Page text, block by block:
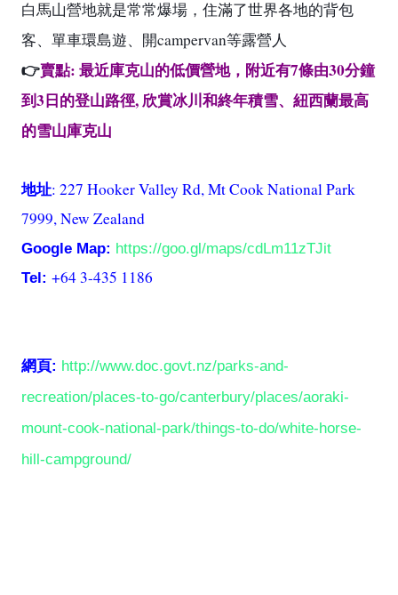
白馬山營地就是常常爆場，住滿了世界各地的背包
客、單車環島遊、開campervan等露營人
👉賣點: 最近庫克山的低價營地，附近有7條由30分鐘
到 3 日的登山路徑, 欣賞冰川和終年積雪、紐西蘭最高
的雪山庫克山
地址: 227 Hooker Valley Rd, Mt Cook National Park
7999, New Zealand
Google Map: https://goo.gl/maps/cdLm11zTJit
Tel: +64 3-435 1186
網頁: http://www.doc.govt.nz/parks-and-
recreation/places-to-go/canterbury/places/aoraki-
mount-cook-national-park/things-to-do/white-horse-
hill-campground/